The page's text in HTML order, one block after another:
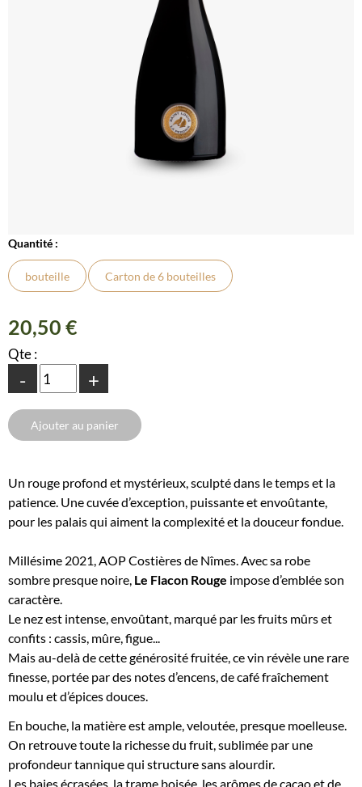
Quantité :
bouteille Carton de 6 bouteilles
20,50 €
Qte :
- +
Un rouge profond et mystérieux, sculpté dans le temps et la
patience. Une cuvée d’exception, puissante et envoûtante,
pour les palais qui aiment la complexité et la douceur fondue.
Millésime 2021, AOP Costières de Nîmes. Avec sa robe
sombre presque noire, Le Flacon Rouge impose d’emblée son
caractère.
Le nez est intense, envoûtant, marqué par les fruits mûrs et
confits : cassis, mûre, figue...
Mais au-delà de cette générosité fruitée, ce vin révèle une rare
finesse, portée par des notes d’encens, de café fraîchement
moulu et d’épices douces.
En bouche, la matière est ample, veloutée, presque moelleuse.
On retrouve toute la richesse du fruit, sublimée par une
profondeur tannique qui structure sans alourdir.
Les baies écrasées, la trame boisée, les arômes de cacao et de